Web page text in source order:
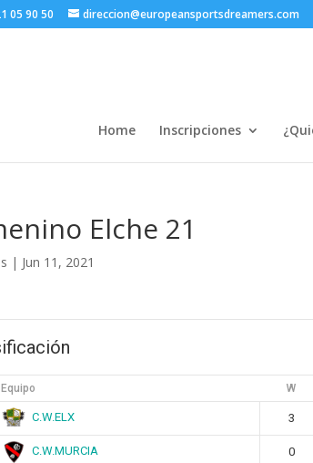
05 90 50 direccion@europeansportsdreamers.com
Home Inscripciones
Elche 21
| Jun 11, 2021
Equipo W
C.W.ELX 3
C.W.MURCIA 0